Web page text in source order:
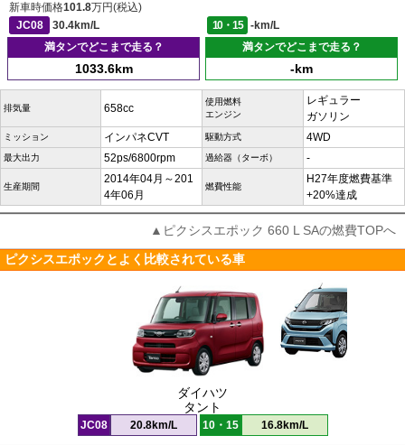
新車時価格101.8万円(税込)
JC08
30.4km/L 10・15
-km/L
満タンでどこまで走る？
1033.6km
満タンでどこまで走る？
-km
排気量 658cc
使用燃料
エンジン
レギュラー
ガソリン
ミッション インパネCVT 駆動方式 4WD
最大出力 52ps/6800rpm 過給器（ターボ） -
生産期間
2014年04月～201
4年06月
燃費性能
H27年度燃費基準
+20%達成
▲ピクシスエポック 660 L SAの燃費TOPへ
ピクシスエポックとよく比較されている車
ダイハツ
タント
JC08 20.8km/L 10・15 16.8km/L